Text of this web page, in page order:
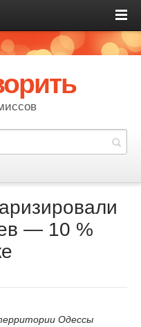
— 10 %
Одессы